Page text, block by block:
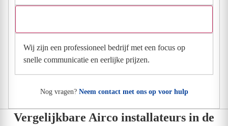
Wij zijn een professioneel bedrijf met een focus op
snelle communicatie en eerlijke prijzen.
Nog vragen? Neem contact met ons op voor hulp
Vergelijkbare Airco installateurs in de